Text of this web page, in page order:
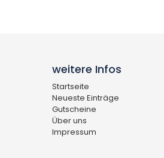
weitere Infos
Startseite
Neueste Einträge
Gutscheine
Über uns
Impressum